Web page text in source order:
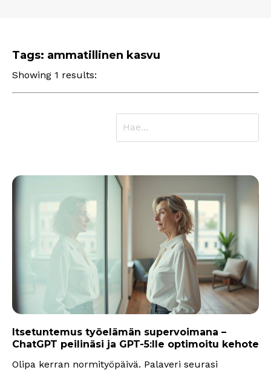
Tags: ammatillinen kasvu
Showing 1 results:
Itsetuntemus työelämän supervoimana –
ChatGPT peilinäsi ja GPT-5:lle optimoitu kehote
Olipa kerran normityöpäivä. Palaveri seurasi